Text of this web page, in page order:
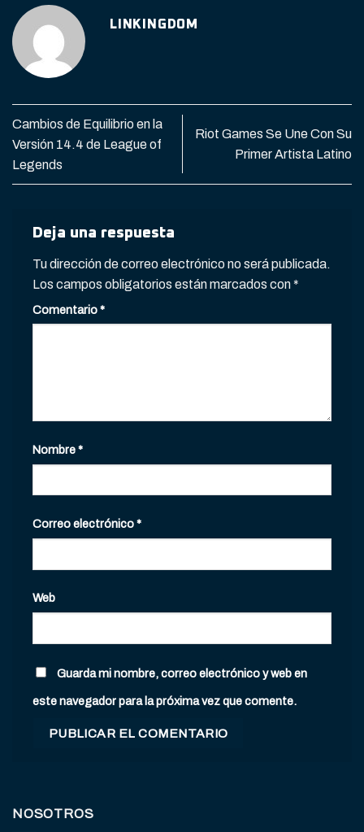
LINKINGDOM
Cambios de Equilibrio en la
Versión 14.4 de League of
Legends
Riot Games Se Une Con Su
Primer Artista Latino
Deja una respuesta
Tu dirección de correo electrónico no será publicada.
Los campos obligatorios están marcados con*
Comentario*
Nombre*
Correo electrónico*
Web
Guarda mi nombre, correo electrónico y web en
este navegador para la próxima vez que comente.
NOSOTROS